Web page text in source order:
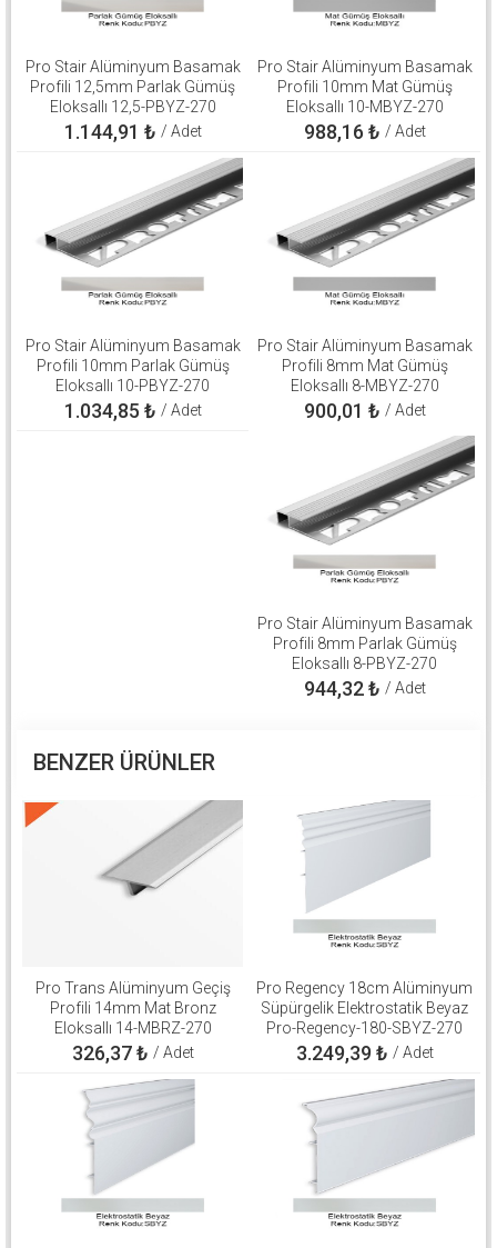
Pro Stair Alüminyum Basamak
Profili 12,5mm Parlak Gümüş
Eloksallı 12,5-PBYZ-270
1.144,91 ₺ / Adet
Pro Stair Alüminyum Basamak
Profili 10mm Mat Gümüş
Eloksallı 10-MBYZ-270
988,16 ₺ / Adet
Pro Stair Alüminyum Basamak
Profili 10mm Parlak Gümüş
Eloksallı 10-PBYZ-270
1.034,85 ₺ / Adet
Pro Stair Alüminyum Basamak
Profili 8mm Mat Gümüş
Eloksallı 8-MBYZ-270
900,01 ₺ / Adet
Pro Stair Alüminyum Basamak
Profili 8mm Parlak Gümüş
Eloksallı 8-PBYZ-270
944,32₺ / Adet
BENZER ÜRÜNLER
Pro Trans Alüminyum Geçiş
Profili 14mm Mat Bronz
Eloksallı 14-MBRZ-270
326,37₺ / Adet
Pro Regency 18cm Alüminyum
Süpürgelik Elektrostatik Beyaz
Pro-Regency-180-SBYZ-270
3.249,39₺ / Adet